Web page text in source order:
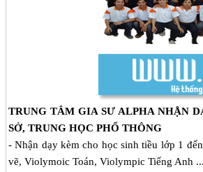
TRUNG TÂM GIA SƯ ALPHA NHẬN
SỞ, TRUNG HỌC PHỔ THÔNG
- Nhận dạy kèm cho học sinh tiều lớp 1
vẽ, Violymoic Toán, Violympic Tiếng Anh ...